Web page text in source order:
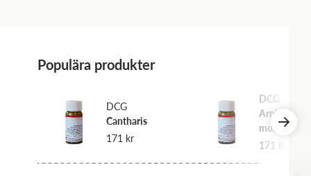
Populära produkter
DCG
Cantharis
171 kr
DCG
Arnica
montana
171 kr